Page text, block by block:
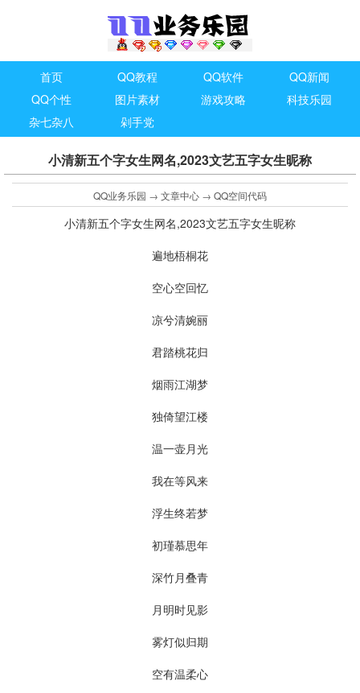
首页 QQ教程 QQ软件
QQ新闻
QQ个性
图片素材 游戏攻略
科技乐园
杂七杂八
剁手党
小清新五个字女生网名,2023文艺五字女生昵称
QQ业务乐园 → 文章中心 → QQ空间代码
小清新五个字女生网名,2023文艺五字女生昵称
遍地梧桐花
空心空回忆
凉兮清婉丽
君踏桃花归
烟雨江湖梦
独倚望江楼
温一壶月光
我在等风来
浮生终若梦
初瑾慕思年
深竹月叠青
月明时见影
雾灯似归期
空有温柔心